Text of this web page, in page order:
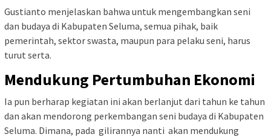
Gustianto menjelaskan bahwa untuk mengembangkan seni
dan budaya di Kabupaten Seluma, semua pihak, baik
pemerintah, sektor swasta, maupun para pelaku seni, harus
turut serta.
Mendukung Pertumbuhan Ekonomi
Ia pun berharap kegiatan ini akan berlanjut dari tahun ke tahun
dan akan mendorong perkembangan seni budaya di Kabupaten
Seluma. Dimana, pada gilirannya nanti akan mendukung